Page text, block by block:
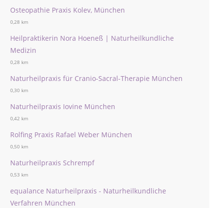
Osteopathie Praxis Kolev, München
0,28 km
Heilpraktikerin Nora Hoeneß | Naturheilkundliche
Medizin
0,28 km
Naturheilpraxis für Cranio-Sacral-Therapie München
0,30 km
Naturheilpraxis Iovine München
0,42 km
Rolfing Praxis Rafael Weber München
0,50 km
Naturheilpraxis Schrempf
0,53 km
equalance Naturheilpraxis - Naturheilkundliche
Verfahren München